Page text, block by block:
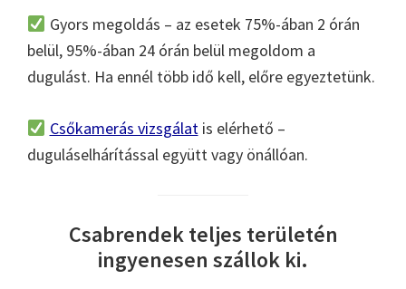
Gyors megoldás – az esetek 75%-ában 2 órán
belül, 95%-ában 24 órán belül megoldom a
dugulást. Ha ennél több idő kell, előre egyeztetünk.
Csőkamerás vizsgálatis elérhető –
duguláselhárítással együtt vagy önállóan.
Csabrendek teljes területén
ingyenesen szállok ki.